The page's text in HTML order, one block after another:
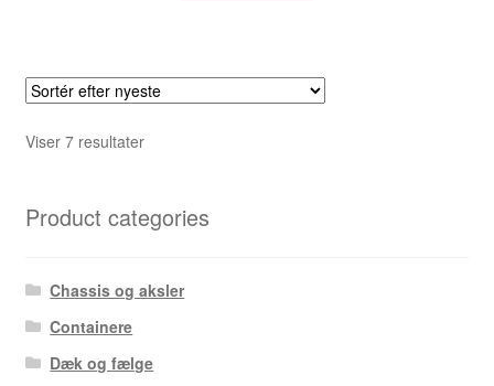
Viser 7 resultaterSorteret
Product categories
Chassis og aksler
Containere
Dæk og fælge